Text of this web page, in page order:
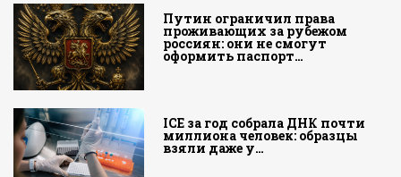
Путин ограничил права
проживающих за рубежом
россиян: они не смогут
оформить паспорт…
ICE за год собрала ДНК почти
миллиона человек: образцы
взяли даже у…